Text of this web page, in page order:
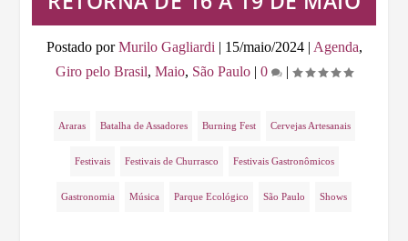
Postado porMurilo Gagliardi | 15/maio/2024| Agenda,
Giro pelo Brasil, Maio, São Paulo | 0 |
Araras Batalha de Assadores Burning Fest Cervejas Artesanais
Festivais Festivais de Churrasco Festivais Gastronômicos
Gastronomia Música Parque Ecológico São Paulo Shows